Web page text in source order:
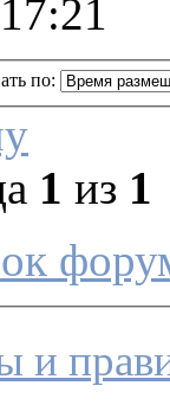
по:
1 из 1
и